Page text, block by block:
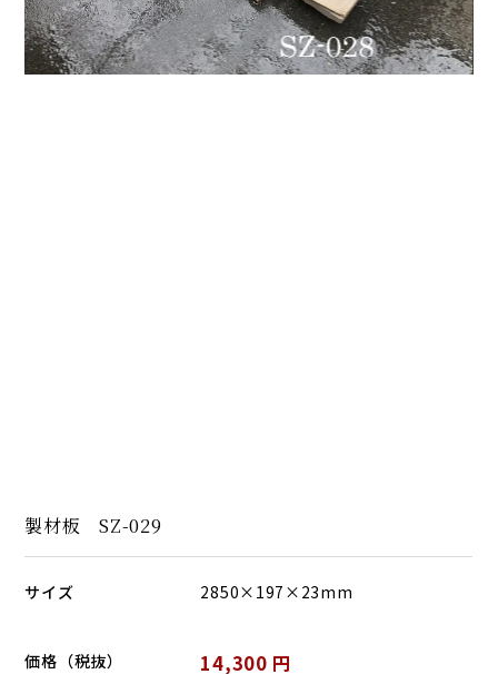
製材板 SZ-029
サイズ 2850×197×23mm
価格（税抜） 14,300 円